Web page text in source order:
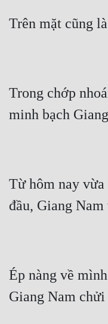
Trên mặt cũng
Trong chớp
minh bạch
Từ hôm nay
đầu, Giang
Ép nàng về
Giang Nam chửi